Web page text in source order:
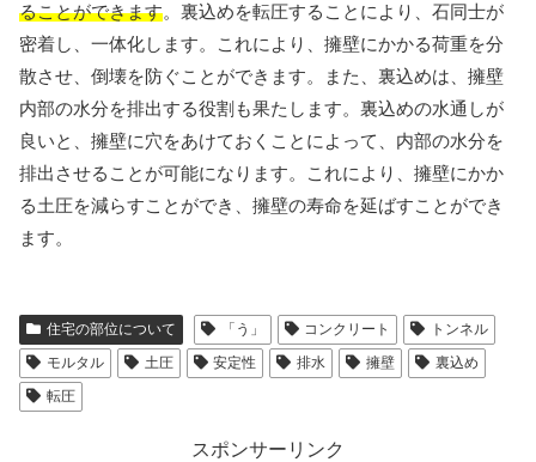
ることができます。裏込めを転圧することにより、石同士が
密着し、一体化します。これにより、擁壁にかかる荷重を分
散させ、倒壊を防ぐことができます。また、裏込めは、擁壁
内部の水分を排出する役割も果たします。裏込めの水通しが
良いと、擁壁に穴をあけておくことによって、内部の水分を
排出させることが可能になります。これにより、擁壁にかか
る土圧を減らすことができ、擁壁の寿命を延ばすことができ
ます。
住宅の部位について 「う」 コンクリート
トンネル
モルタル
土圧 安定性 排水 擁壁
裏込め
転圧
スポンサーリンク